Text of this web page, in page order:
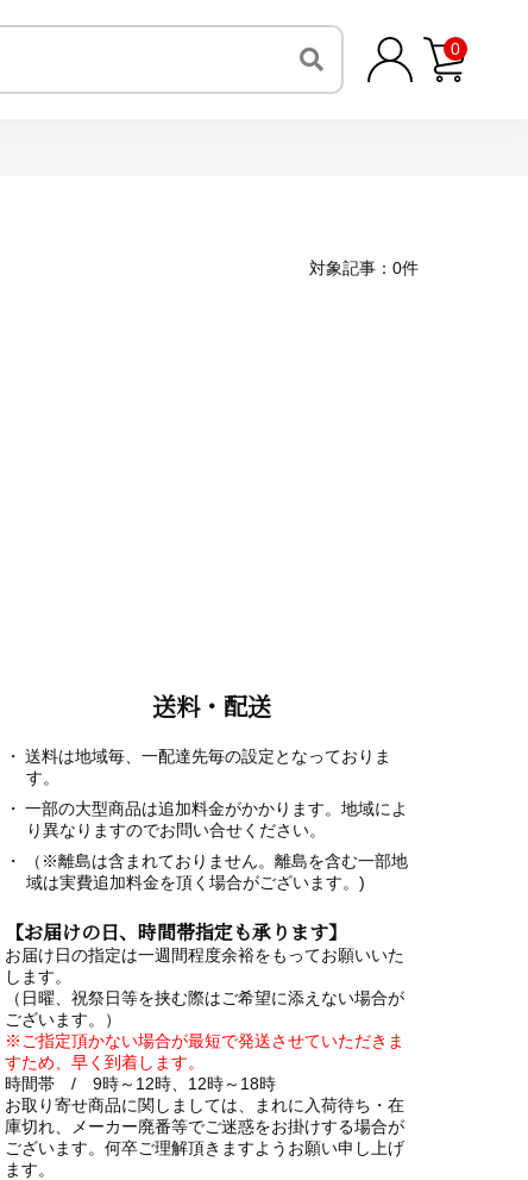
0
対象記事：0件
送料・配送
送料は地域毎、一配達先毎の設定となっておりま
す。
一部の大型商品は追加料金がかかります。地域によ
り異なりますのでお問い合せください。
（※離島は含まれておりません。離島を含む一部地
域は実費追加料金を頂く場合がございます。)
【お届けの日、時間帯指定も承ります】
お届け日の指定は一週間程度余裕をもってお願いいた
します。
（日曜、祝祭日等を挟む際はご希望に添えない場合が
ございます。）
※ご指定頂かない場合が最短で発送させていただきま
すため、早く到着します。
時間帯 / 9時～12時、12時～18時
お取り寄せ商品に関しましては、まれに入荷待ち・在
庫切れ、メーカー廃番等でご迷惑をお掛けする場合が
ございます。何卒ご理解頂きますようお願い申し上げ
ます。